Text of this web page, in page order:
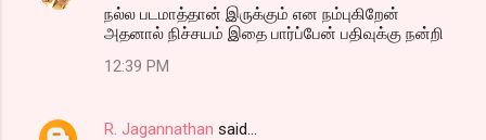
நல்ல படமாத்தான் இருக்கும் என நம்புகிறேன்
அதனால் நிச்சயம் இதை பார்ப்பேன் பதிவுக்கு நன்றி
12:39 PM
R. Jagannathan said…